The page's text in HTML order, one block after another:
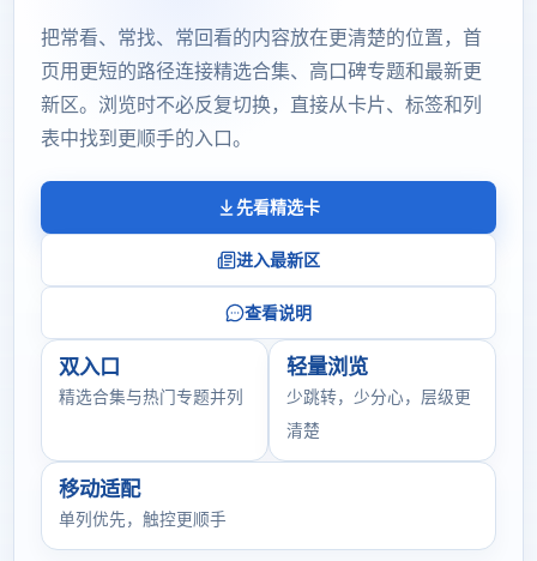
把常看、常找、常回看的内容放在更清楚的位置，首
页用更短的路径连接精选合集、高口碑专题和最新更
新区。浏览时不必反复切换，直接从卡片、标签和列
表中找到更顺手的入口。
先看精选卡
进入最新区
查看说明
双入口
精选合集与热门专题并列
轻量浏览
少跳转，少分心，层级更
清楚
移动适配
单列优先，触控更顺手